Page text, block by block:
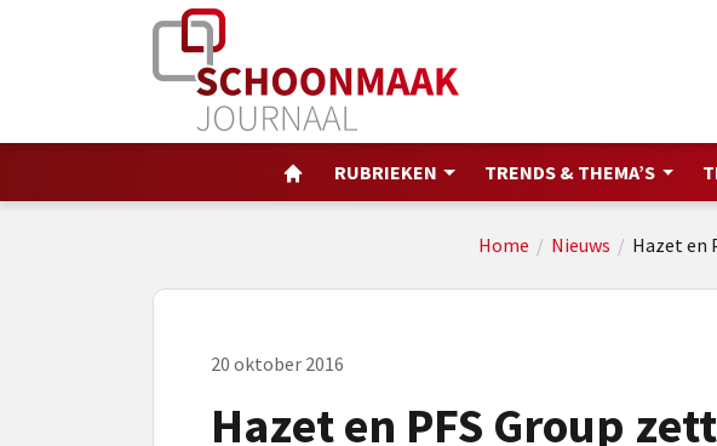
RUBRIEKEN TRENDS & THEMA’S
Home / Nieuws / Hazet en
20 oktober 2016
Hazet en PFS Group